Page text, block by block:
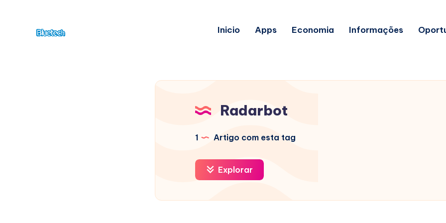
Inicio Apps Economia Informações
Radarbot
1 Artigo com esta tag
Explorar